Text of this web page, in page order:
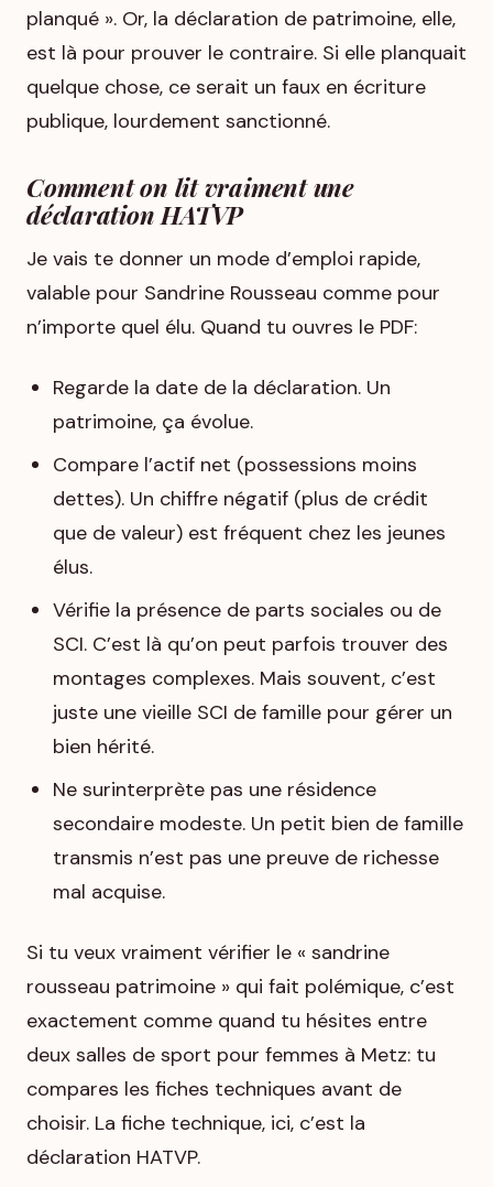
planqué ». Or, la déclaration de patrimoine, elle,
est là pour prouver le contraire. Si elle planquait
quelque chose, ce serait un faux en écriture
publique, lourdement sanctionné.
Comment on lit vraiment une
déclaration HATVP
Je vais te donner un mode d’emploi rapide,
valable pour Sandrine Rousseau comme pour
n’importe quel élu. Quand tu ouvres le PDF:
Regarde la date de la déclaration. Un
patrimoine, ça évolue.
Compare l’actif net (possessions moins
dettes). Un chiffre négatif (plus de crédit
que de valeur) est fréquent chez les jeunes
élus.
Vérifie la présence de parts sociales ou de
SCI. C’est là qu’on peut parfois trouver des
montages complexes. Mais souvent, c’est
juste une vieille SCI de famille pour gérer un
bien hérité.
Ne surinterprète pas une résidence
secondaire modeste. Un petit bien de famille
transmis n’est pas une preuve de richesse
mal acquise.
Si tu veux vraiment vérifier le « sandrine
rousseau patrimoine » qui fait polémique, c’est
exactement comme quand tu hésites entre
deux salles de sport pour femmes à Metz: tu
compares les fiches techniques avant de
choisir. La fiche technique, ici, c’est la
déclaration HATVP.